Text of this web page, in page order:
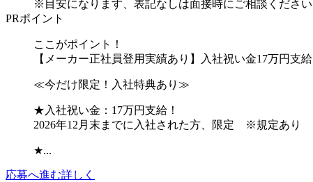
※目安になります、表記なしは面接時にご相談ください
PRポイント
ここがポイント！
【メーカー正社員登用実績あり】入社祝い金17万円
≪今だけ限定！入社特典あり≫
★入社祝い金：17万円支給！
2026年12月末までに入社された方、限定 ※規定あり
★...
応募へ進む詳しく